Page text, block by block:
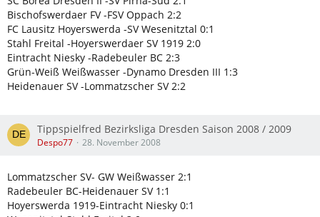
Bischofswerdaer FV -FSV Oppach 2:2
FC Lausitz Hoyerswerda -SV Wesenitztal 0:1
Stahl Freital -Hoyerswerdaer SV 1919 2:0
Eintracht Niesky -Radebeuler BC 2:3
Grün-Weiß Weißwasser -Dynamo Dresden III 1:3
Heidenauer SV -Lommatzscher SV 2:2
Tippspielfred Bezirksliga Dresden Saison 2008 / 2009
Despo77 28. November 2008
Lommatzscher SV- GW Weißwasser 2:1
Radebeuler BC-Heidenauer SV 1:1
Hoyerswerda 1919-Eintracht Niesky 0:1